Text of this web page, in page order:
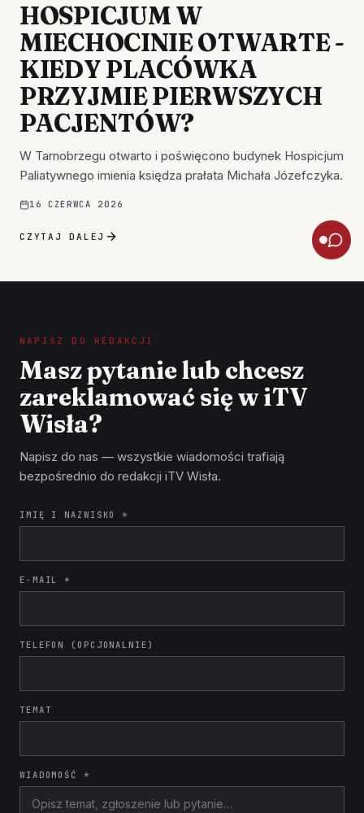
HOSPICJUM W
MIECHOCINIE OTWARTE -
KIEDY PLACÓWKA
PRZYJMIE PIERWSZYCH
PACJENTÓW?
W Tarnobrzegu otwarto i poświęcono budynek Hospicjum
Paliatywnego imienia księdza prałata Michała Józefczyka.
16 CZERWCA 2026
CZYTAJ DALEJ
NAPISZ DO REDAKCJI
Masz pytanie lub chcesz
zareklamować się w iTV
Wisła?
Napisz do nas — wszystkie wiadomości trafiają
bezpośrednio do redakcji iTV Wisła.
IMIĘ I NAZWISKO *
E-MAIL *
TELEFON (OPCJONALNIE)
TEMAT
WIADOMOŚĆ *